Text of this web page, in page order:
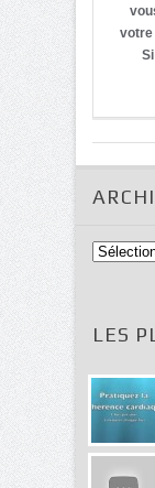
votre
Archives
LES